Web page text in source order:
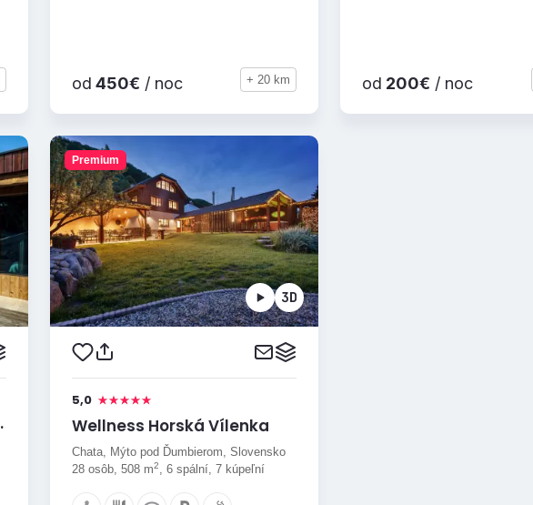
od 450€ / noc + 20 km od 200€ / noc
5,0
Wellness Horská Vílenka
Chata, Mýto pod Ďumbierom, Slovensko
28 osôb, 508 m2, 6 spální, 7 kúpeľní
Premium